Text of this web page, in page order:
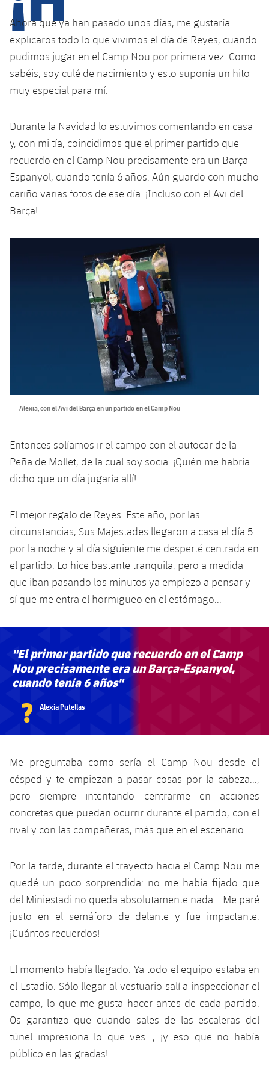
plusicon
más
Instalaciones
Estadi Johan Cruyff
Barça Cafe
plusicon
más
Servicios Médicos
Accesibilidad
Acreditaciones
Instalaciones
SUB13
SUB12
SUB11 A
SUB10 A
SUB10 B
SUB13 B
SUB12 C
SUB11 C
Entradas
Gameday Shows
Resultados
Clasificación
Jugadores
Fotos
Palmarés
Base
Barça Atlètic
Junior
Cadete A
Cadete B
Infantil A
Infantil B
Campus Verano
PLUSICON
MÁS
Primer Equipo
plusicon
más
Calendario
Entradas
Resultados
Actualidad
Calendario
Resultados
plusicon
más
Actualidad
Juvenil
PLUSICON
MÁS
Primer equipo
Calendario
Clasificaciones
Fotos
Palmarés
Historia
plusicon
más
Actualidad
Calendario
Clasificaciones
Actualidad
Campus Verano
Primer equipo
Actualidad
Entradas
Resultados
Clasificaciones
Jugadores
Historia
Barça Atlètic
Calendario
Jugadores
Clasificaciones
Actualidad
Junior
Juvenil
Infantil
Campus Verano
Información general
plusicon
más
Noticias
Atletismo
plusicon
más
Actualidad
Femenino
Agenda
Baloncesto en silla de ruedas
plusicon
más
Actualidad
Jugadores
Calendario
Hockey sobre hielo
Actualidad
Jugadores
Clasificaciones
Hockey hierba
plusicon
más
Plantilla
Agenda
Rugby
plusicon
más
Actualidad
Jugadores
Resultados
Clasificaciones
Fotos
Voleibol
plusicon
más
Noticias
Voleibol femenino
Apúntate a las amateurs
plusicon
más
Carnet de las Secciones Amateurs
PLUSICON
MÁS
League of Legends
VALORANT Rising
eFootball
Ahora que ya han pasado unos días, me gustaría
explicaros todo lo que vivimos el día de Reyes, cuando
pudimos jugar en el Camp Nou por primera vez. Como
sabéis, soy culé de nacimiento y esto suponía un hito
muy especial para mí.
Durante la Navidad lo estuvimos comentando en casa
y, con mi tía, coincidimos que el primer partido que
recuerdo en el Camp Nou precisamente era un Barça-
Espanyol, cuando tenía 6 años. Aún guardo con mucho
cariño varias fotos de ese día. ¡Incluso con el Avi del
Barça!
Alexia, con el Avi del Barça en un partido en el Camp Nou
Entonces solíamos ir el campo con el autocar de la
Peña de Mollet, de la cual soy socia. ¡Quién me habría
dicho que un día jugaría allí!
El mejor regalo de Reyes. Este año, por las
circunstancias, Sus Majestades llegaron a casa el día 5
por la noche y al día siguiente me desperté centrada en
el partido. Lo hice bastante tranquila, pero a medida
que iban pasando los minutos ya empiezo a pensar y
sí que me entra el hormigueo en el estómago...
"El primer partido que recuerdo en el Camp
Nou precisamente era un Barça-Espanyol,
cuando tenía 6 años"
? Alexia Putellas
Me preguntaba como sería el Camp Nou desde el
césped y te empiezan a pasar cosas por la cabeza...,
pero siempre intentando centrarme en acciones
concretas que puedan ocurrir durante el partido, con el
rival y con las compañeras, más que en el escenario.
Por la tarde, durante el trayecto hacia el Camp Nou me
quedé un poco sorprendida: no me había fijado que
del Miniestadi no queda absolutamente nada... Me paré
justo en el semáforo de delante y fue impactante.
¡Cuántos recuerdos!
El momento había llegado. Ya todo el equipo estaba en
el Estadio. Sólo llegar al vestuario salí a inspeccionar el
campo, lo que me gusta hacer antes de cada partido.
Os garantizo que cuando sales de las escaleras del
túnel impresiona lo que ves..., ¡y eso que no había
público en las gradas!